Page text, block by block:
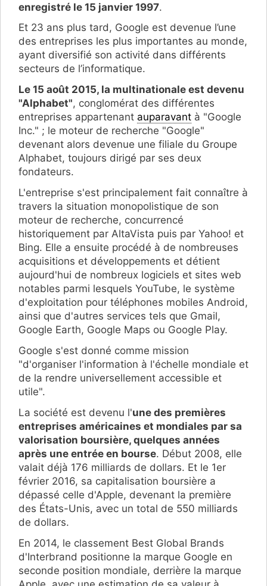
enregistré le 15 janvier 1997.
Et 23 ans plus tard, Google est devenue l’une
des entreprises les plus importantes au monde,
ayant diversifié son activité dans différents
secteurs de l’informatique.
Le 15 août 2015, la multinationale est devenu
"Alphabet", conglomérat des différentes
entreprises appartenant auparavant à "Google
Inc." ; le moteur de recherche "Google"
devenant alors devenue une filiale du Groupe
Alphabet, toujours dirigé par ses deux
fondateurs.
L'entreprise s'est principalement fait connaître à
travers la situation monopolistique de son
moteur de recherche, concurrencé
historiquement par AltaVista puis par Yahoo! et
Bing. Elle a ensuite procédé à de nombreuses
acquisitions et développements et détient
aujourd'hui de nombreux logiciels et sites web
notables parmi lesquels YouTube, le système
d'exploitation pour téléphones mobiles Android,
ainsi que d'autres services tels que Gmail,
Google Earth, Google Maps ou Google Play.
Google s'est donné comme mission
"d'organiser l'information à l'échelle mondiale et
de la rendre universellement accessible et
utile".
La société est devenu l'une des premières
entreprises américaines et mondiales par sa
valorisation boursière, quelques années
après une entrée en bourse. Début 2008, elle
valait déjà 176 milliards de dollars. Et le 1er
février 2016, sa capitalisation boursière a
dépassé celle d'Apple, devenant la première
des États-Unis, avec un total de 550 milliards
de dollars.
En 2014, le classement Best Global Brands
d'Interbrand positionne la marque Google en
seconde position mondiale, derrière la marque